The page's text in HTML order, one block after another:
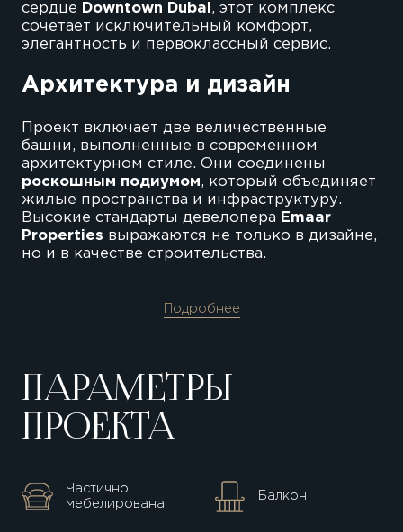
сердце Downtown Dubai, этот комплекс
сочетает исключительный комфорт,
элегантность и первоклассный сервис.
Архитектура и дизайн
Проект включает две величественные
башни, выполненные в современном
архитектурном стиле. Они соединены
роскошным подиумом, который объединяет
жилые пространства и инфраструктуру.
Высокие стандарты девелопера Emaar
Properties выражаются не только в дизайне,
но и в качестве строительства.
Апартаменты с площадью от
кв. м
просторными зонами
Подробнее
ПАРАМЕТРЫ
ПРОЕКТА
Частично
мебелирована
Балкон